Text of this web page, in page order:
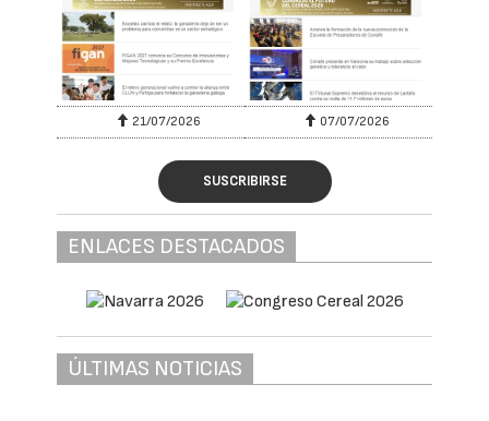
21/07/2026 07/07/2026
SUSCRIBIRSE
ENLACES DESTACADOS
ÚLTIMAS NOTICIAS